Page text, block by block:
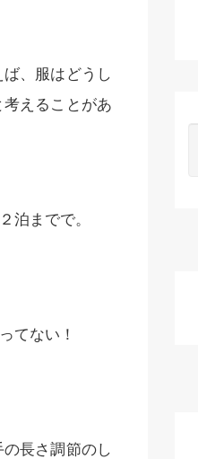
、服はどうし
えることがあ
泊までで。
てない！
長さ調節のし